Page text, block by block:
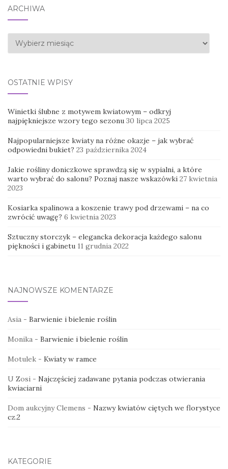
ARCHIWA
Archiwa
OSTATNIE WPISY
Winietki ślubne z motywem kwiatowym – odkryj
najpiękniejsze wzory tego sezonu 30 lipca 2025
Najpopularniejsze kwiaty na różne okazje – jak wybrać
odpowiedni bukiet? 23 października 2024
Jakie rośliny doniczkowe sprawdzą się w sypialni, a które
warto wybrać do salonu? Poznaj nasze wskazówki 27 kwietnia
2023
Kosiarka spalinowa a koszenie trawy pod drzewami – na co
zwrócić uwagę? 6 kwietnia 2023
Sztuczny storczyk – elegancka dekoracja każdego salonu
piękności i gabinetu 11 grudnia 2022
NAJNOWSZE KOMENTARZE
Asia - Barwienie i bielenie roślin
Monika - Barwienie i bielenie roślin
Motulek - Kwiaty w ramce
U Zosi - Najczęściej zadawane pytania podczas otwierania
kwiaciarni
Dom aukcyjny Clemens - Nazwy kwiatów ciętych we florystyce
cz.2
KATEGORIE